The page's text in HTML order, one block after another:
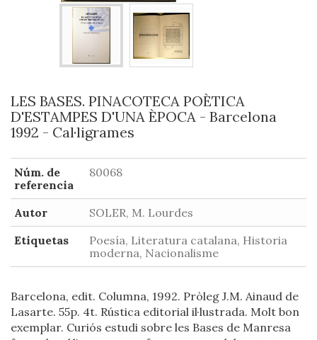
LES BASES. PINACOTECA POÈTICA
D'ESTAMPES D'UNA ÈPOCA - Barcelona
1992 - Cal·ligrames
Núm. de
referencia
80068
Autor
SOLER, M. Lourdes
Etiquetas
Poesía, Literatura catalana, Historia
moderna, Nacionalisme
Barcelona, edit. Columna, 1992. Pròleg J.M. Ainaud de
Lasarte. 55p. 4t. Rústica editorial il·lustrada. Molt bon
exemplar. Curiós estudi sobre les Bases de Manresa